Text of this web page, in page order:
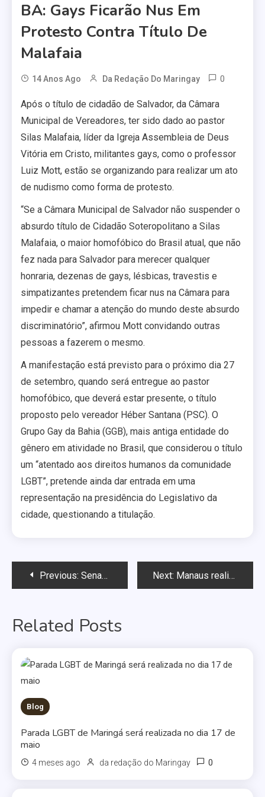
BA: Gays Ficarão Nus Em
Protesto Contra Título De
Malafaia
14 Anos Ago Da Redação Do Maringay 0
Após o título de cidadão de Salvador, da Câmara
Municipal de Vereadores, ter sido dado ao pastor
Silas Malafaia, líder da Igreja Assembleia de Deus
Vitória em Cristo, militantes gays, como o professor
Luiz Mott, estão se organizando para realizar um ato
de nudismo como forma de protesto.
“Se a Câmara Municipal de Salvador não suspender o
absurdo título de Cidadão Soteropolitano a Silas
Malafaia, o maior homofóbico do Brasil atual, que não
fez nada para Salvador para merecer qualquer
honraria, dezenas de gays, lésbicas, travestis e
simpatizantes pretendem ficar nus na Câmara para
impedir e chamar a atenção do mundo deste absurdo
discriminatório”, afirmou Mott convidando outras
pessoas a fazerem o mesmo.
A manifestação está previsto para o próximo dia 27
de setembro, quando será entregue ao pastor
homofóbico, que deverá estar presente, o título
proposto pelo vereador Héber Santana (PSC). O
Grupo Gay da Bahia (GGB), mais antiga entidade do
gênero em atividade no Brasil, que considerou o título
um “atentado aos direitos humanos da comunidade
LGBT”, pretende ainda dar entrada em uma
representação na presidência do Legislativo da
cidade, questionando a titulação.
Navegação
Post
Previous: Senadores querem banir casamento gay do exército dos EUA Next: Manaus realiza Parada Gay no próximo domingo
Related Posts
Blog
Parada LGBT de Maringá será realizada no dia 17 de
maio
4 meses ago da redação do Maringay 0